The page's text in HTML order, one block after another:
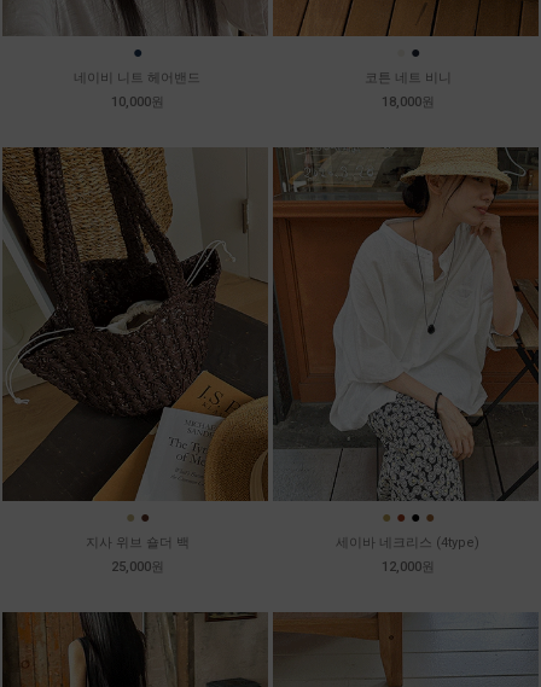
●
네이비 니트 헤어밴드
10,000원
●
코튼 네트 비니
18,000원
● ●
지사 위브 숄더 백
25,000원
● ● ● ●
세이바 네크리스 (4type)
12,000원